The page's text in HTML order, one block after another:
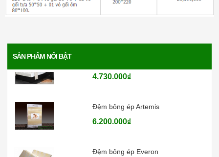
SẢN PHẨM NỔI BẬT
4.730.000₫